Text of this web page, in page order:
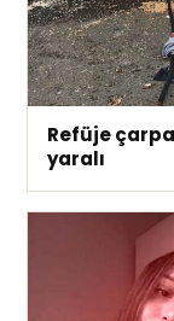
Refüje
yaralı